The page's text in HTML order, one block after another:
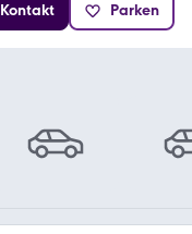
Kontakt Parken